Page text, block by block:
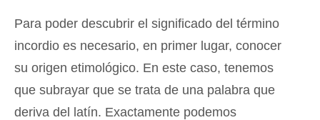
Para poder descubrir el significado del término
incordio es necesario, en primer lugar, conocer
su origen etimológico. En este caso, tenemos
que subrayar que se trata de una palabra que
deriva del latín. Exactamente podemos